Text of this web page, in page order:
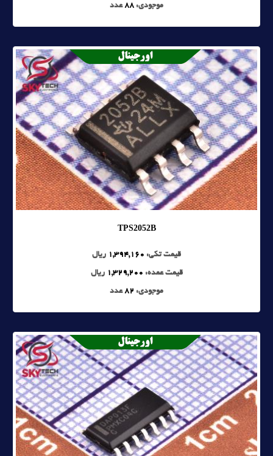
موجودی: 88عدد
TPS2052B
قیمت تکی: 1,394,160 ریال
قیمت عمده: 1,329,200 ریال
موجودی: 82عدد